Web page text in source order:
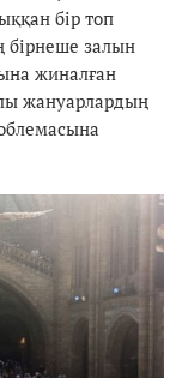
бір топ
бірнеше залын
жиналған
жануарлардың